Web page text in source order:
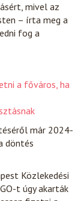
mivel az
– írta meg a
fog a
a főváros, ha
már 2024-
döntés
Közlekedési
t úgy akarták